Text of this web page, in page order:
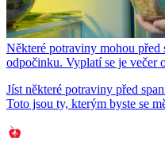
Některé potraviny mohou
odpočinku. Vyplatí se je večer
Jíst některé potraviny před
Toto jsou ty, kterým byste se